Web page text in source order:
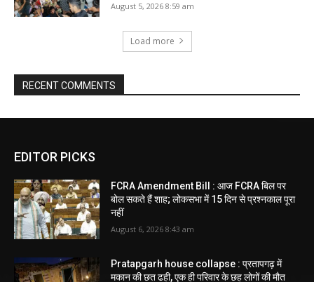
August 5, 2026 8:59 am
Load more
RECENT COMMENTS
EDITOR PICKS
FCRA Amendment Bill : आज FCRA बिल पर
बोल सकते हैं शाह; लोकसभा में 15 दिन से प्रश्नकाल पूरा
नहीं
August 6, 2026 8:43 am
Pratapgarh house collapse : प्रतापगढ़ में
मकान की छत ढही, एक ही परिवार के छह लोगों की मौत